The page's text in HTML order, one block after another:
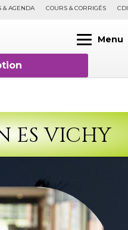
& AGENDA COURS & CORRIGÉS CDI
Menu
ES VICHY